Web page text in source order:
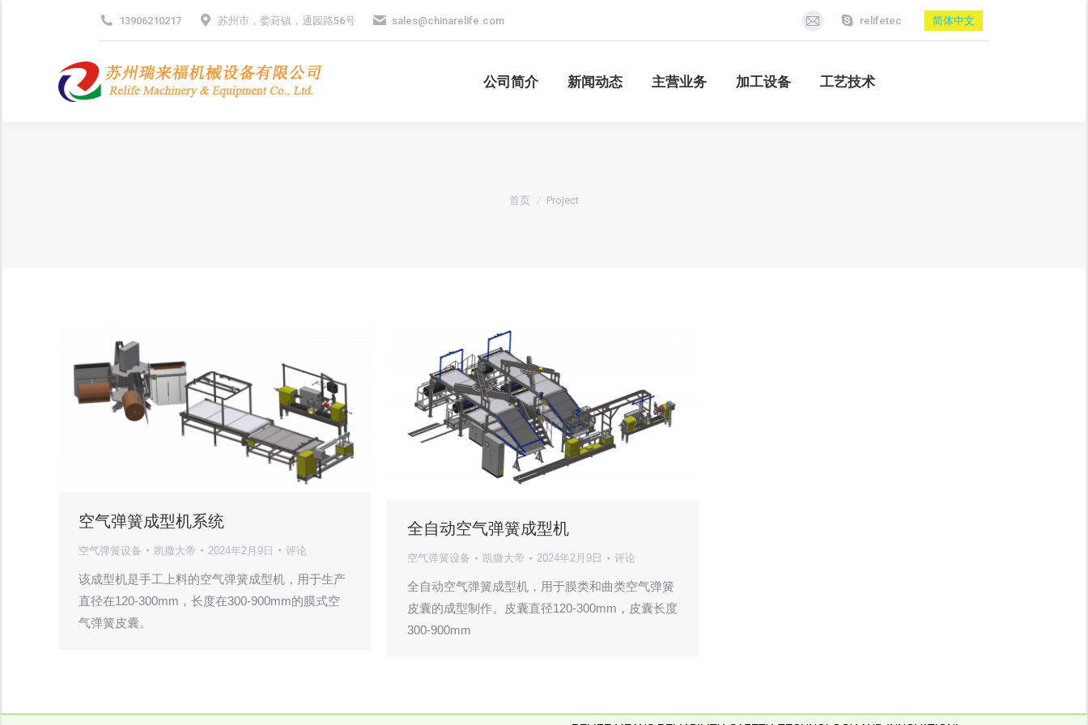
13906210217 苏州市，娄葑镇，通园路56号 sales@chinarelife.com
Mail
opens
relifetec 简体中文
公司简介 新闻动态 主营业务 加工设备 工艺技术
您在这里：
首页 Project
空气弹簧成型机系统
空气弹簧设备 凯撒大帝 2024年2月9日 评论
该成型机是手工上料的空气弹簧成型机，用于生产
直径在120-300mm，长度在300-900mm的膜式空
气弹簧皮囊。
全自动空气弹簧成型机
空气弹簧设备 凯撒大帝 2024年2月9日 评论
全自动空气弹簧成型机，用于膜类和曲类空气弹簧
皮囊的成型制作。皮囊直径120-300mm，皮囊长度
300-900mm
公司简介 工艺技术